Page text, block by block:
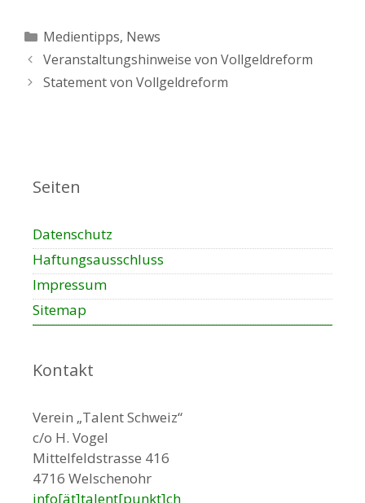
Kategorien
Medientipps, News
Veranstaltungshinweise von Vollgeldreform
Statement von Vollgeldreform
Seiten
Datenschutz
Haftungsausschluss
Impressum
Sitemap
Kontakt
Verein „Talent Schweiz“
c/o H. Vogel
Mittelfeldstrasse 416
4716 Welschenohr
info[ät]talent[punkt]ch